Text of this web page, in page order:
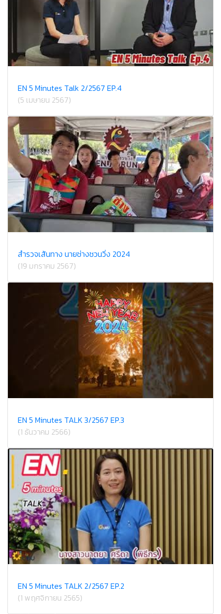
EN 5 Minutes Talk 2/2567 EP.4
(5 เมษายน 2567)
สำรวจเส้นทาง นายช่างชวนวิ่ง 2024
(19 มกราคม 2567)
EN 5 Minutes TALK 3/2567 EP.3
(1 ธันวาคม 2566)
EN 5 Minutes TALK 2/2567 EP.2
(1 พฤศจิกายน 2565)